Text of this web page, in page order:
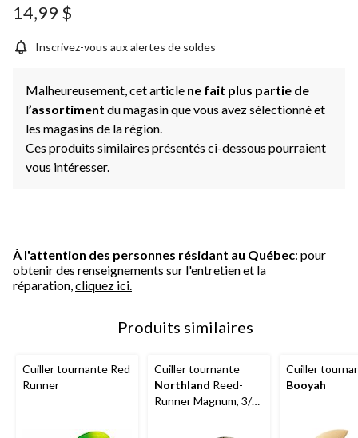
la
même
14,99 $
Inscrivez-vous aux alertes de soldes
Malheureusement, cet article ne fait plus partie de
l’assortiment du magasin que vous avez sélectionné et
les magasins de la région.
Ces produits similaires présentés ci-dessous pourraient
vous intéresser.
À l'attention des personnes résidant au Québec: pour
obtenir des renseignements sur l'entretien et la
réparation, cliquez ici.
Produits similaires
Cuiller tournante Red
Runner
Cuiller tournante
Northland Reed-
Runner Magnum, 3/4
Cuiller
Booyah